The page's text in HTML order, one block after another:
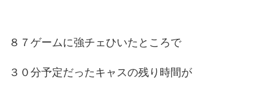
８７ゲームに強チェひいたところで
３０分予定だったキャスの残り時間が